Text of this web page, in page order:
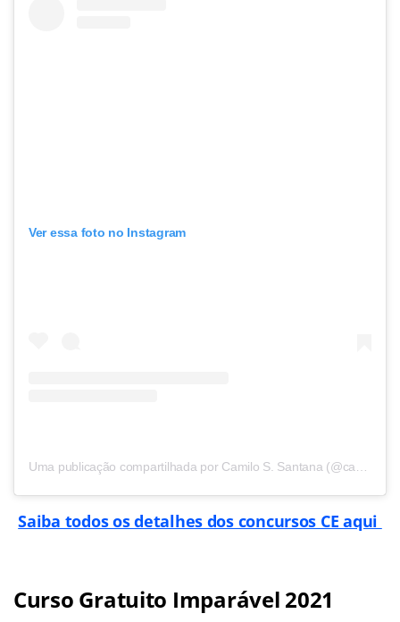
Ver essa foto no Instagram
Uma publicação compartilhada por Camilo S. Santana (@camilosantanaoficial)
Saiba todos os detalhes dos concursos CE aqui
Curso Gratuito Imparável 2021